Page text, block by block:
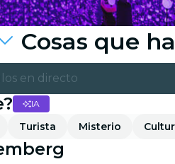
Cosas que
en directo
IA
Turista Misterio